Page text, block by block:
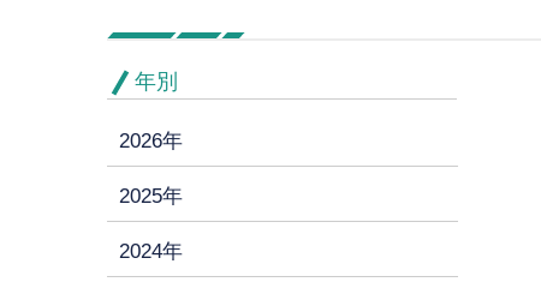
年別
2026年
2025年
2024年